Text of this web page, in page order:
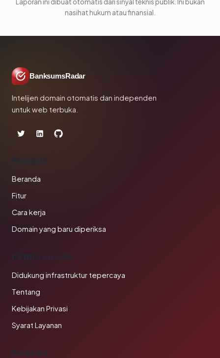
Laporan ini dibuat otomatis dari sinyal teknis publik. Ini bukan
nasihat hukum atau finansial.
BanksumsRadar
Intelijen domain otomatis dan independen
untuk web terbuka.
PRODUK
Beranda
Fitur
Cara kerja
Domain yang baru diperiksa
PERUSAHAAN
Didukung infrastruktur tepercaya
Tentang
Kebijakan Privasi
Syarat Layanan
BAHASA